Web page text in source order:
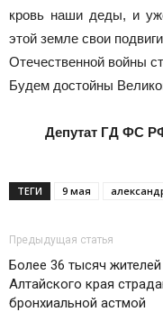
кровь наши деды, и
этой земле свои
Отечественной войны
Будем достойны
Депутат ГД ФС
ТЕГИ 9 мая
Предыдущая статья
Более 36 тысяч жителей
Алтайского края
бронхиальной астмой